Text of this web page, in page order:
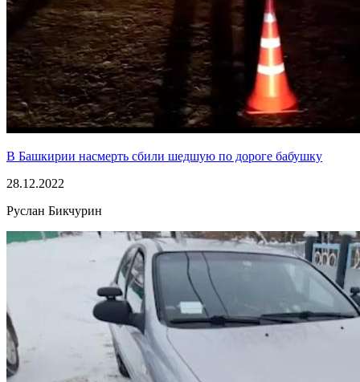
В Башкирии насмерть сбили шедшую по дороге бабушку
28.12.2022
Руслан Бикчурин